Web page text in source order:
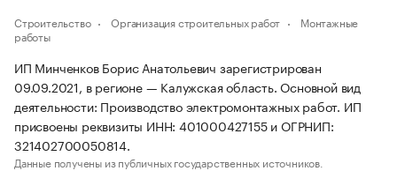
Строительство Организация строительных работ
Монтажные
работы
ИП Минченков Борис Анатольевич зарегистрирован
09.09.2021, в регионе — Калужская область. Основной вид
деятельности: Производство электромонтажных работ. ИП
присвоены реквизиты ИНН: 401000427155 и ОГРНИП:
321402700050814.
Данные получены из публичных государственных источников.